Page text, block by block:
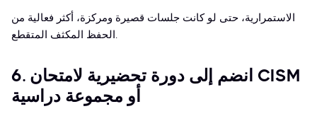
الاستمرارية، حتى لو كانت جلسات قصيرة ومركزة، أكثر فعالية من
الحفظ المكثف المتقطع.
6. انضم إلى دورة تحضيرية لامتحان CISM
أو مجموعة دراسية